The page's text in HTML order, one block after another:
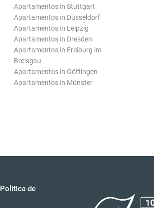
Apartamentos in Stuttgart
Apartamentos in Düsseldorf
Apartamentos in Leipzig
Apartamentos in Dresden
Apartamentos in Freiburg im
Breisgau
Apartamentos in Göttingen
Apartamentos in Münster
Política de